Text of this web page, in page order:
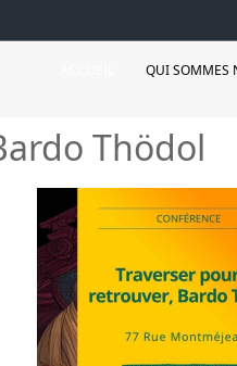
QUI SOMMES
Thödol